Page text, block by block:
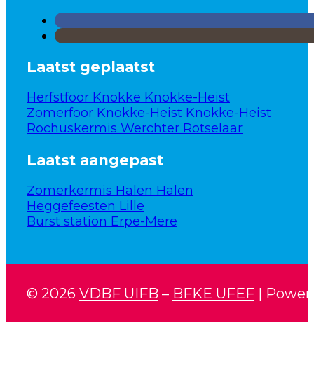
Laatst geplaatst
Herfstfoor Knokke Knokke-Heist
Zomerfoor Knokke-Heist Knokke-Heist
Rochuskermis Werchter Rotselaar
Laatst aangepast
Zomerkermis Halen Halen
Heggefeesten Lille
Burst station Erpe-Mere
© 2026 VDBF UIFB – BFKE UFEF |